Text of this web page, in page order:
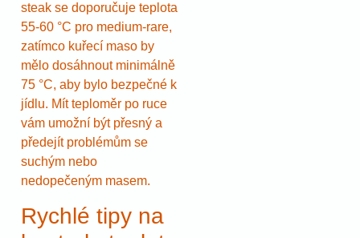
steak se doporučuje teplota
55-60 °C pro medium-rare,
zatímco kuřecí maso by
mělo dosáhnout minimálně
75 °C, aby bylo bezpečné k
jídlu. Mít teploměr po ruce
vám umožní být přesný a
předejít problémům se
suchým nebo
nedopečeným masem.
Rychlé tipy na